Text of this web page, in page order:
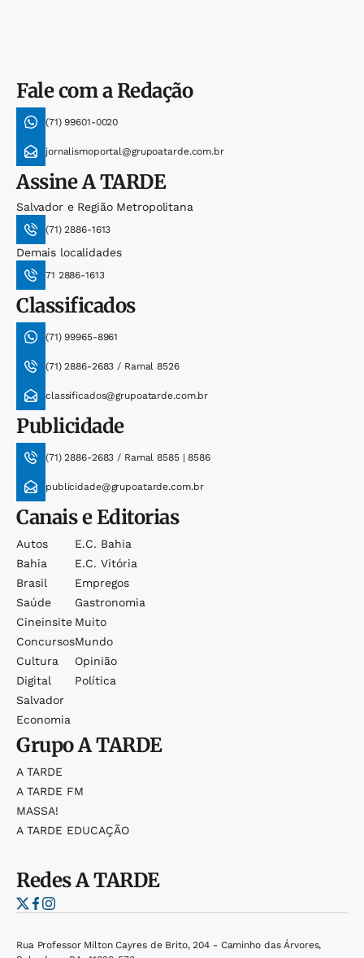
Fale com a Redação
(71) 99601-0020
jornalismoportal@grupoatarde.com.br
AssineA TARDE
Salvador e Região Metropolitana
(71) 2886-1613
Demais localidades
71 2886-1613
Classificados
(71) 99965-8961
(71) 2886-2683 / Ramal 8526
classificados@grupoatarde.com.br
Publicidade
(71) 2886-2683 / Ramal 8585 | 8586
publicidade@grupoatarde.com.br
Canais e Editorias
Autos
Bahia
Brasil
Saúde
Cineinsite
Concursos
Cultura
Digital
Salvador
Economia
E.c. Bahia
E.c. Vitória
Empregos
Gastronomia
Muito
Mundo
Opinião
Política
GrupoA TARDE
A TARDE
A TARDE FM
MASSA!
A TARDE EDUCAÇÃO
RedesA TARDE
Rua Professor Milton Cayres de Brito, 204 - Caminho das Árvores,